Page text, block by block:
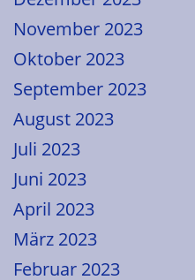
November 2023
Oktober 2023
September 2023
August 2023
Juli 2023
Juni 2023
April 2023
März 2023
Februar 2023